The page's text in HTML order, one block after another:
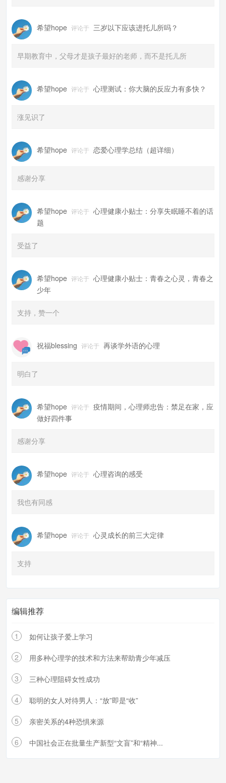
希望hope 评论于 三岁以下应该进托儿所吗？
早期教育中，父母才是孩子最好的老师，而不是托儿所
希望hope 评论于 心理测试：你大脑的反应力有多快？
涨见识了
希望hope 评论于 恋爱心理学总结（超详细）
感谢分享
希望hope 评论于 心理健康小贴士：分享失眠睡不着的话
题
受益了
希望hope 评论于 心理健康小贴士：青春之心灵，青春之
少年
支持，赞一个
祝福blessing 评论于 再谈学外语的心理
明白了
希望hope 评论于 疫情期间，心理师忠告：禁足在家，应
做好四件事
感谢分享
希望hope 评论于 心理咨询的感受
我也有同感
希望hope 评论于 心灵成长的前三大定律
支持
编辑推荐
1 如何让孩子爱上学习
2 用多种心理学的技术和方法来帮助青少年减压
3 三种心理阻碍女性成功
4 聪明的女人对待男人：“放”即是“收”
5 亲密关系的4种恐惧来源
6 中国社会正在批量生产新型“文盲”和“精神...